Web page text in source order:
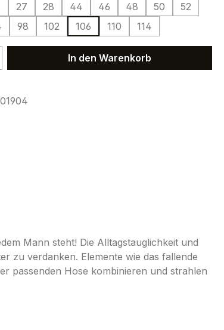
27 28 44 46 48 50
52
98 102 106 110 114
Gib den gewünschten Wert
In den Warenkorb
Mann steht! Die Alltagstauglichkeit und
zu verdanken. Elemente wie das fallende
passenden Hose kombinieren und strahlen